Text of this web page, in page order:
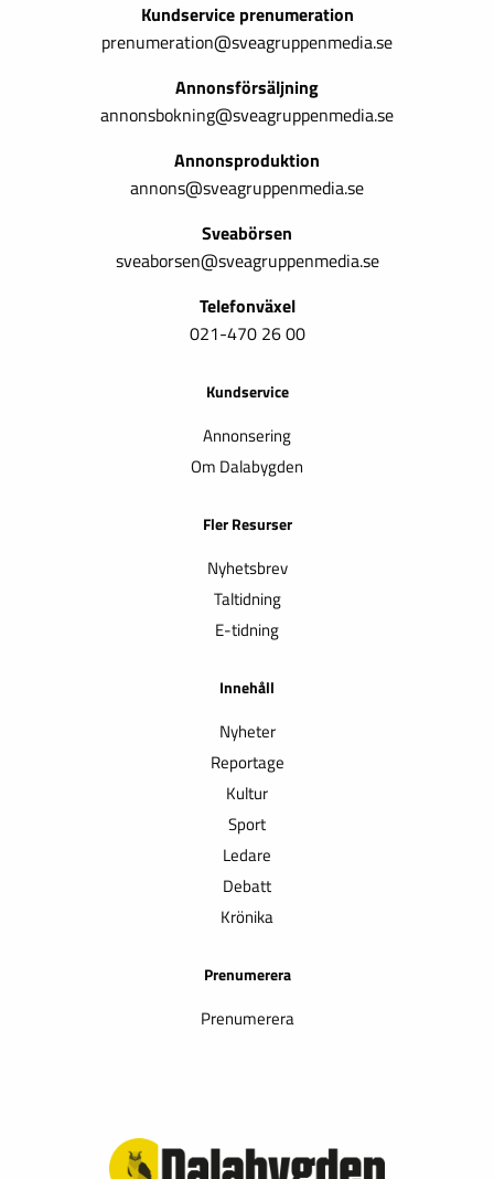
Kundservice prenumeration
prenumeration@sveagruppenmedia.se
Annonsförsäljning
annonsbokning@sveagruppenmedia.se
Annonsproduktion
annons@sveagruppenmedia.se
Sveabörsen
sveaborsen@sveagruppenmedia.se
Telefonväxel
021-470 26 00
Kundservice
Annonsering
Om Dalabygden
Fler Resurser
Nyhetsbrev
Taltidning
E-tidning
Innehåll
Nyheter
Reportage
Kultur
Sport
Ledare
Debatt
Krönika
Prenumerera
Prenumerera